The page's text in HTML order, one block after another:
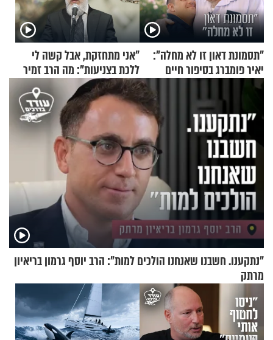
"תסמונת דאון זו לא מחלה":
יאיר פומברג בסיפור חיים
מעורר השראה
"אני מתחזקת, אבל קשה לי
ללכת בצניעות": מה הרב זמיר
כהן המליץ לה לעשות?
"נתקענו. חשבנו שאנחנו הולכים למות": הרב יוסף גרמון בריאיון
מרתק